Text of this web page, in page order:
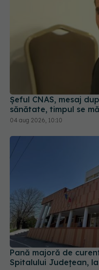
Șeful CNAS, mesaj
sănătate, timpul se
Pană majoră de
Spitalului Județean, la
31 iul 2026, 17:31